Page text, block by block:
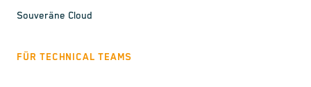
Souveräne Cloud
FÜR TECHNICAL TEAMS